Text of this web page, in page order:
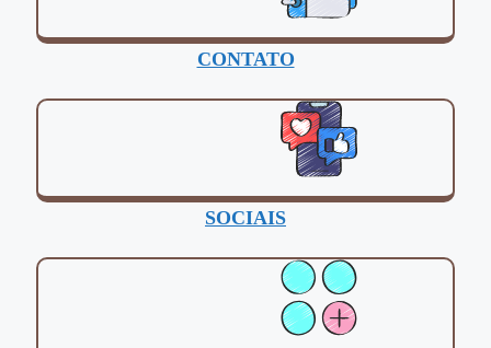
CONTATO
SOCIAIS